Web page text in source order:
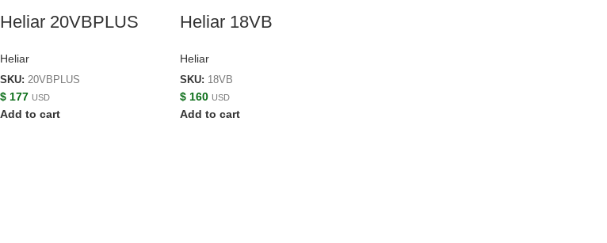
Heliar 20VBPLUS
Heliar
SKU: 20VBPLUS
$ 177 USD
Add to cart
Heliar 18VB
Heliar
SKU: 18VB
$ 160 USD
Add to cart